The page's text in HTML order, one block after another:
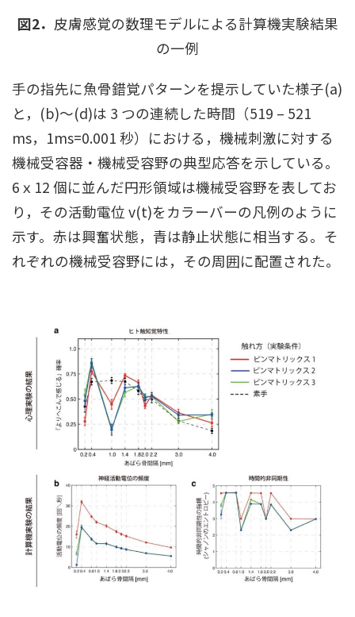
図2． 皮膚感覚の数理モデルによる計算機実験結果
の一例
手の指先に魚骨錯覚パターンを提示していた様子(a)
と，(b)〜(d)は 3 つの連続した時間（519 – 521
ms，1ms=0.001 秒）における，機械刺激に対する
機械受容器・機械受容野の典型応答を示している。
6ｘ12 個に並んだ円形領域は機械受容野を表してお
り，その活動電位 v(t)をカラーバーの凡例のように
示す。赤は興奮状態，青は静止状態に相当する。そ
れぞれの機械受容野には，その周囲に配置された。